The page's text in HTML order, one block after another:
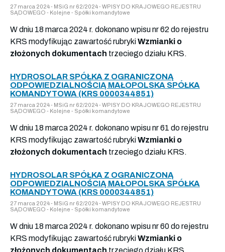
27 marca 2024 - MSiG nr 62/2024 - WPISY DO KRAJOWEGO REJESTRU
SĄDOWEGO - Kolejne - Spółki komandytowe
W dniu 18 marca 2024 r. dokonano wpisu nr 62 do rejestru
KRS modyfikując zawartość rubrykiWzmianki o
złożonych dokumentach trzeciego działu KRS.
HYDROSOLAR SPÓŁKA Z OGRANICZONĄ
ODPOWIEDZIALNOŚCIĄ MAŁOPOLSKA SPÓŁKA
KOMANDYTOWA (KRS 0000344851)
27 marca 2024 - MSiG nr 62/2024 - WPISY DO KRAJOWEGO REJESTRU
SĄDOWEGO - Kolejne - Spółki komandytowe
W dniu 18 marca 2024 r. dokonano wpisu nr 61 do rejestru
KRS modyfikując zawartość rubrykiWzmianki o
złożonych dokumentach trzeciego działu KRS.
HYDROSOLAR SPÓŁKA Z OGRANICZONĄ
ODPOWIEDZIALNOŚCIĄ MAŁOPOLSKA SPÓŁKA
KOMANDYTOWA (KRS 0000344851)
27 marca 2024 - MSiG nr 62/2024 - WPISY DO KRAJOWEGO REJESTRU
SĄDOWEGO - Kolejne - Spółki komandytowe
W dniu 18 marca 2024 r. dokonano wpisu nr 60 do rejestru
KRS modyfikując zawartość rubrykiWzmianki o
złożonych dokumentach trzeciego działu KRS.